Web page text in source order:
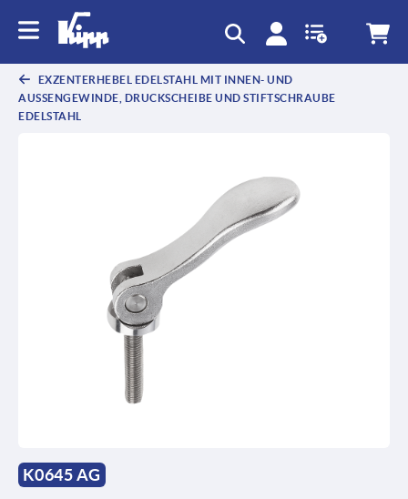
EXZENTERHEBEL EDELSTAHL MIT INNEN- UND
AUSSENGEWINDE, DRUCKSCHEIBE UND STIFTSCHRAUBE E
DELSTAHL
K0645 AG